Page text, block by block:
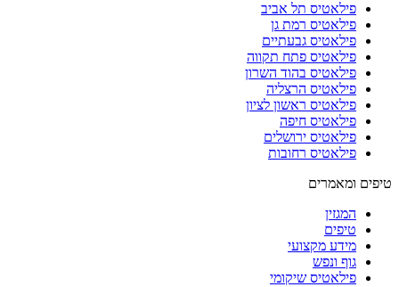
פילאטיס תל אביב
פילאטיס רמת גן
פילאטיס גבעתיים
פילאטיס פתח תקווה
פילאטיס בהוד השרון
פילאטיס הרצליה
פילאטיס ראשון לציון
פילאטיס חיפה
פילאטיס ירושלים
פילאטיס רחובות
טיפים ומאמרים
המגזין
טיפים
מידע מקצועי
גוף ונפש
פילאטיס שיקומי